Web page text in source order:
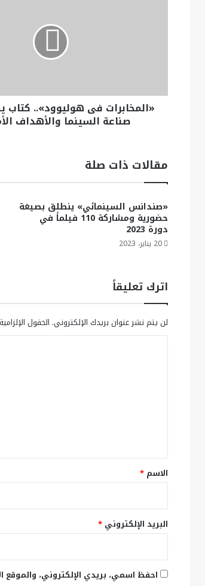
«المخابرات فى هوليوود»..
صناعة السينما والأهداف
مقالات ذات صلة
«صندانس السينمائي» ينطلق بصيغة
حضورية ومشاركة 110 فيلماً في
دورة 2023
20 يناير، 2023
اترك تعليقاً
لن يتم نشر عنوان بريدك الإلكتروني. الحقول
*
الاسم *
البريد الإلكتروني *
احفظ اسمي، بريدي الإلكتروني،